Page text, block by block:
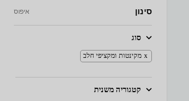
סינון איפוס
סוג
מקינטות ומקציפי חלב
קטגוריה משנית